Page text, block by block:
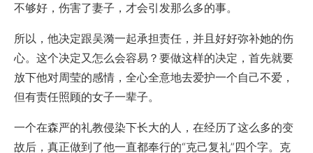
不够好，伤害了妻子，才会引发那么多的事。
所以，他决定跟吴漪一起承担责任，并且好好弥补她的伤
心。这个决定又怎么会容易？要做这样的决定，首先就要
放下他对周莹的感情，全心全意地去爱护一个自己不爱，
但有责任照顾的女子一辈子。
一个在森严的礼教侵染下长大的人，在经历了这么多的变
故后，真正做到了他一直都奉行的“克己复礼”四个字。克